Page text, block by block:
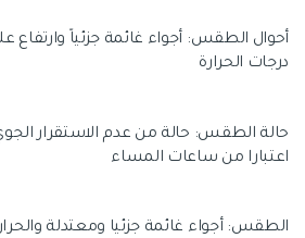
أحوال الطقس: أجواء غائمة جزئياً وارتفاع
درجات الحرارة
حالة الطقس: حالة من عدم الاستقرار
اعتبارا من ساعات المساء
الطقس: أجواء غائمة جزئيا ومعتدلة